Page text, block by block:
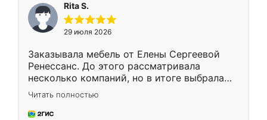
Rita S.
29 июля 2026
Заказывала мебель от Елены Сергеевой
Ренессанс. До этого рассматривала
несколько компаний, но в итоге выбрала
эту. Сначала обговорили условия, потом
приехал замерщик, всё спокойно объяснил
и снял размеры. Изготовили в срок, с
Читать полностью